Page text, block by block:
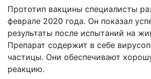
Прототип вакцины специалисты
феврале 2020 года. Он показал
результаты после испытаний на
Препарат содержит в себе
частицы. Они обеспечивают
реакцию.